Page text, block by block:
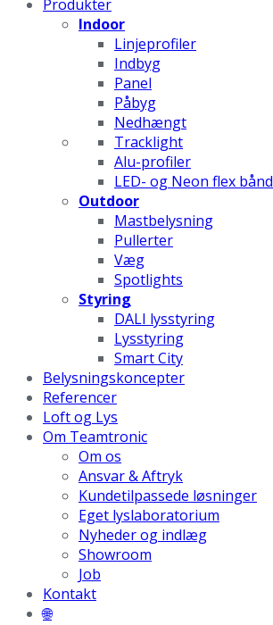
Produkter
Indoor
Linjeprofiler
Indbyg
Panel
Påbyg
Nedhængt
Tracklight
Alu-profiler
LED- og Neon flex bånd
Outdoor
Mastbelysning
Pullerter
Væg
Spotlights
Styring
DALI lysstyring
Lysstyring
Smart City
Belysningskoncepter
Referencer
Loft og Lys
Om Teamtronic
Om os
Ansvar & Aftryk
Kundetilpassede løsninger
Eget lyslaboratorium
Nyheder og indlæg
Showroom
Job
Kontakt
🌐